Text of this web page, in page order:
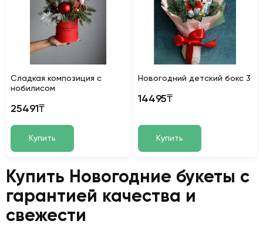
Сладкая композиция с
нобилисом
25491₸
Купить
Новогодний детский бокс 3
14495₸
Купить
Купить Новогодние букеты с
гарантией качества и
свежести